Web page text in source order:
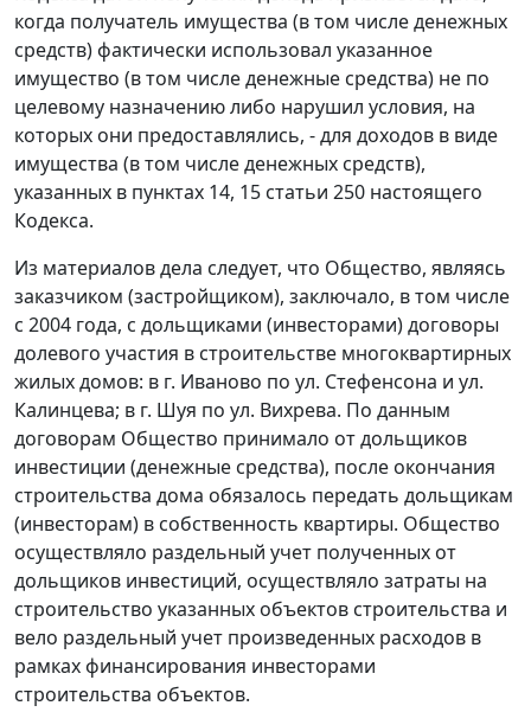
когда получатель имущества (в том числе денежных
средств) фактически использовал указанное
имущество (в том числе денежные средства) не по
целевому назначению либо нарушил условия, на
которых они предоставлялись, - для доходов в виде
имущества (в том числе денежных средств),
указанных в пунктах 14, 15 статьи 250 настоящего
Кодекса.
Из материалов дела следует, что Общество, являясь
заказчиком (застройщиком), заключало, в том числе
с 2004 года, с дольщиками (инвесторами) договоры
долевого участия в строительстве многоквартирных
жилых домов: в г. Иваново по ул. Стефенсона и ул.
Калинцева; в г. Шуя по ул. Вихрева. По данным
договорам Общество принимало от дольщиков
инвестиции (денежные средства), после окончания
строительства дома обязалось передать дольщикам
(инвесторам) в собственность квартиры. Общество
осуществляло раздельный учет полученных от
дольщиков инвестиций, осуществляло затраты на
строительство указанных объектов строительства и
вело раздельный учет произведенных расходов в
рамках финансирования инвесторами
строительства объектов.